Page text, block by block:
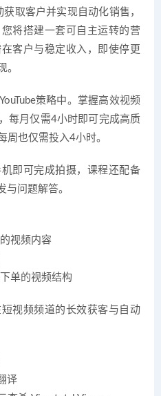
取客户并实现自动化销售，
将搭建一套可自主运转的营
客户与稳定收入，即使停更
。
策略中。掌握高效视频
每月仅需4小时即可完成高质
周也仅需投入4小时。
即可完成拍摄，课程还配备
与问题解答。
视频内容
单的视频结构
视频频道的长效获客与自动
译